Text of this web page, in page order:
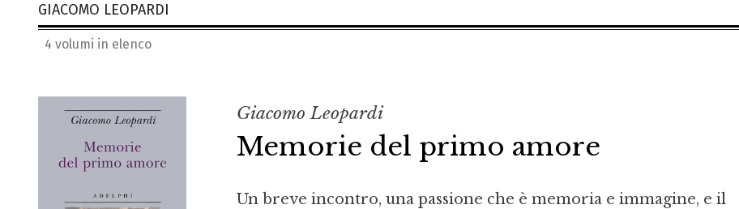
GIACOMO LEOPARDI
4 volumi in elenco
Giacomo Leopardi
Memorie del primo amore
Un breve incontro, una passione che è memoria e immagine, e il